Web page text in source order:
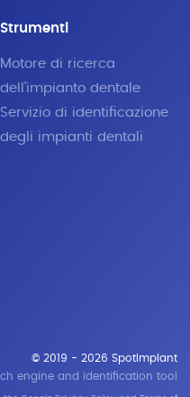
Strumenti
Motore di ricerca
dell'impianto dentale
Servizio di identificazione
degli impianti dentali
© 2019 - 2026 SpotImplant
engine and identification tool